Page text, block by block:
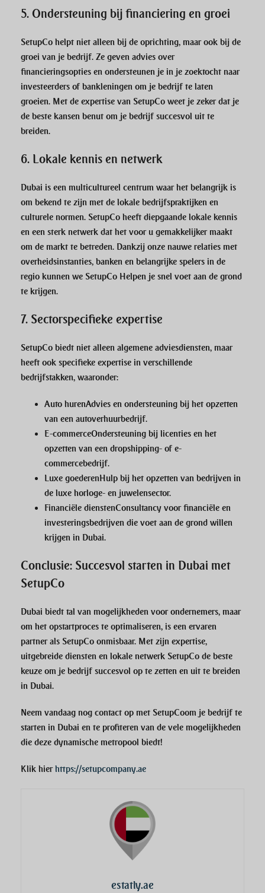
5. Ondersteuning bij financiering en groei
SetupCo helpt niet alleen bij de oprichting, maar ook bij de
groei van je bedrijf. Ze geven advies over
financieringsopties en ondersteunen je in je zoektocht naar
investeerders of bankleningen om je bedrijf te laten
groeien. Met de expertise van SetupCo weet je zeker dat je
de beste kansen benut om je bedrijf succesvol uit te
breiden.
6. Lokale kennis en netwerk
Dubai is een multicultureel centrum waar het belangrijk is
om bekend te zijn met de lokale bedrijfspraktijken en
culturele normen. SetupCo heeft diepgaande lokale kennis
en een sterk netwerk dat het voor u gemakkelijker maakt
om de markt te betreden. Dankzij onze nauwe relaties met
overheidsinstanties, banken en belangrijke spelers in de
regio kunnen we SetupCo Helpen je snel voet aan de grond
te krijgen.
7. Sectorspecifieke expertise
SetupCo biedt niet alleen algemene adviesdiensten, maar
heeft ook specifieke expertise in verschillende
bedrijfstakken, waaronder:
Auto hurenAdvies en ondersteuning bij het opzetten
van een autoverhuurbedrijf.
E-commerceOndersteuning bij licenties en het
opzetten van een dropshipping- of e-
commercebedrijf.
Luxe goederenHulp bij het opzetten van bedrijven in
de luxe horloge- en juwelensector.
Financiële dienstenConsultancy voor financiële en
investeringsbedrijven die voet aan de grond willen
krijgen in Dubai.
Conclusie: Succesvol starten in Dubai met
SetupCo
Dubai biedt tal van mogelijkheden voor ondernemers, maar
om het opstartproces te optimaliseren, is een ervaren
partner als SetupCo onmisbaar. Met zijn expertise,
uitgebreide diensten en lokale netwerk SetupCo de beste
keuze om je bedrijf succesvol op te zetten en uit te breiden
in Dubai.
Neem vandaag nog contact op met SetupCoom je bedrijf te
starten in Dubai en te profiteren van de vele mogelijkheden
die deze dynamische metropool biedt!
Klik hierhttps://setupcompany.ae
estatly.ae